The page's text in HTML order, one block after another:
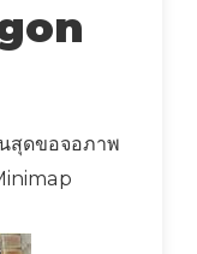
สุดขอจอภาพ